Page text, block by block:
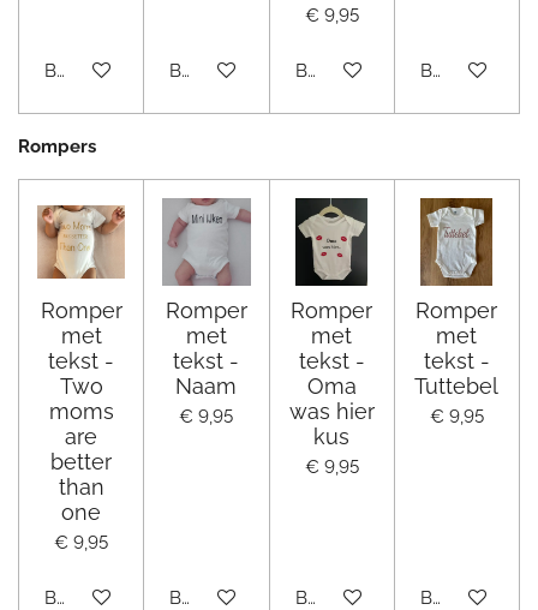
Bekijk details Bekijk details
€ 9,95
Bekijk details Bekijk details
Rompers
Romper
met
tekst -
Two
moms
are
better
than
one
€ 9,95
Bekijk details
Romper
met
tekst -
Naam
€ 9,95
Bekijk details
Romper
met
tekst -
Oma
was hier
kus
€ 9,95
Bekijk details
Romper
met
tekst -
Tuttebel
€ 9,95
Bekijk details